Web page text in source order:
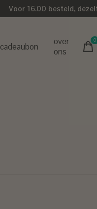
Voor 16.00 besteld,
cadeaubon
over
ons
0